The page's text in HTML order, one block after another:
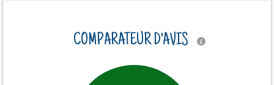
COMPARATEUR D'AVIS